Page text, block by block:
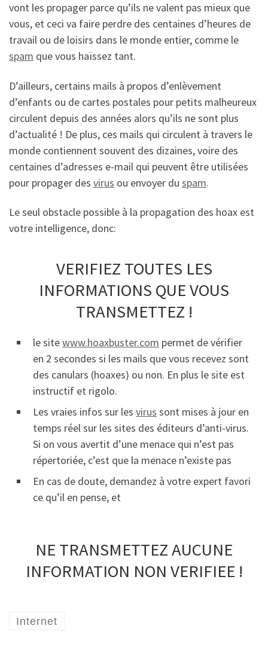
vont les propager parce qu’ils ne valent pas mieux que
vous, et ceci va faire perdre des centaines d’heures de
travail ou de loisirs dans le monde entier, comme le
spam que vous haïssez tant.
D’ailleurs, certains mails à propos d’enlèvement
d’enfants ou de cartes postales pour petits malheureux
circulent depuis des années alors qu’ils ne sont plus
d’actualité ! De plus, ces mails qui circulent à travers le
monde contiennent souvent des dizaines, voire des
centaines d’adresses e-mail qui peuvent être utilisées
pour propager des virus ou envoyer du spam.
Le seul obstacle possible à la propagation des hoax est
votre intelligence, donc:
VERIFIEZ TOUTES LES
INFORMATIONS QUE VOUS
TRANSMETTEZ !
le sitewww.hoaxbuster.com permet de vérifier
en 2 secondes si les mails que vous recevez sont
des canulars (hoaxes) ou non. En plus le site est
instructif et rigolo.
Les vraies infos sur les virus sont mises à jour en
temps réel sur les sites des éditeurs d’anti-virus.
Si on vous avertit d’une menace qui n’est pas
répertoriée, c’est que la menace n’existe pas
En cas de doute, demandez à votre expert favori
ce qu’il en pense, et
NE TRANSMETTEZ AUCUNE
INFORMATION NON VERIFIEE !
Internet